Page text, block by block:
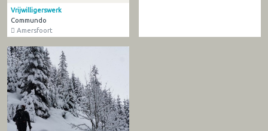
Vrijwilligerswerk
Commundo
Amersfoort